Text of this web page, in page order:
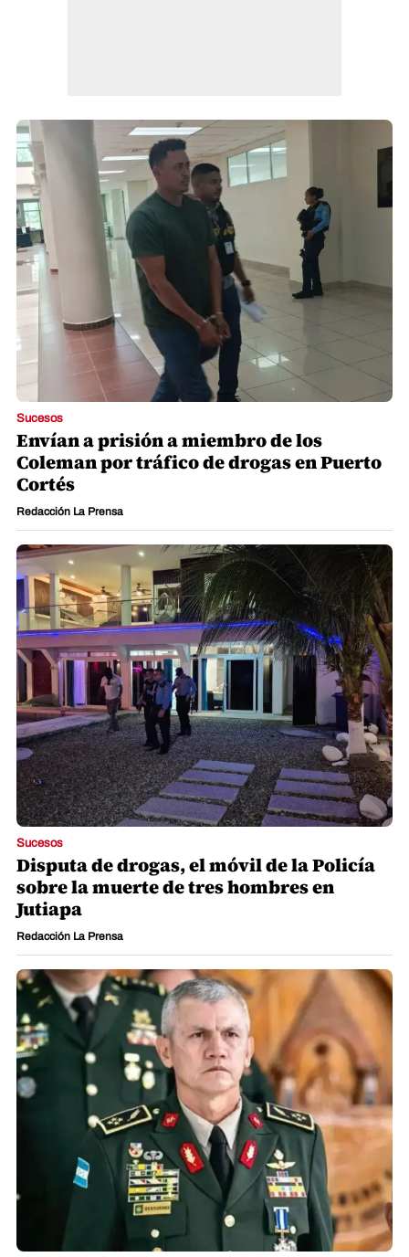
Sucesos
Envían a prisión a miembro de los
Coleman por tráfico de drogas en Puerto
Cortés
Redacción La Prensa
Sucesos
Disputa de drogas, el móvil de la Policía
sobre la muerte de tres hombres en
Jutiapa
Redacción La Prensa